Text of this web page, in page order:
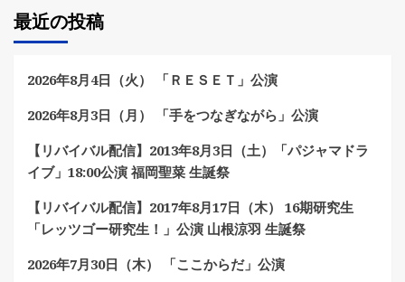
最近の投稿
2026年8月4日（火） 「ＲＥＳＥＴ」公演
2026年8月3日（月） 「手をつなぎながら」公演
【リバイバル配信】2013年8月3日（土）「パジャマドラ
イブ」18:00公演 福岡聖菜 生誕祭
【リバイバル配信】2017年8月17日（木） 16期研究生
「レッツゴー研究生！」公演 山根涼羽 生誕祭
2026年7月30日（木） 「ここからだ」公演